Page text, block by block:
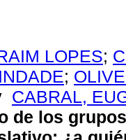
LOPES;
;
CABRAL,
de los